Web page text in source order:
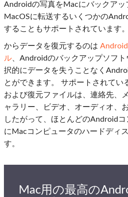
Androidの写真をMacにバックアッ
MacOSに転送するいくつかの
することもサポートされています。
からデータを復元するのは
ル 、Androidのバックアップソフ
択的にデータを失うことなく
とができます。 サポートされてい
および復元ファイルは、連絡先、
ャラリー、ビデオ、オーディオ、
したがって、ほとんどのAndroid
にMacコンピュータのハードディ
す。
Mac用の最高の